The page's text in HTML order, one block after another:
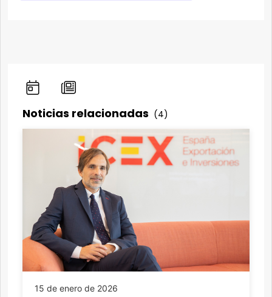
Noticias relacionadas (4)
15 de enero de 2026